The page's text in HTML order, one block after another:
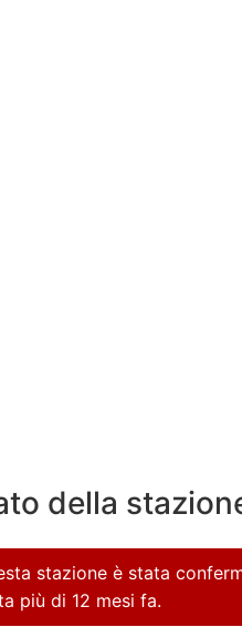
della
stazione è stata
più di 12 mesi fa.